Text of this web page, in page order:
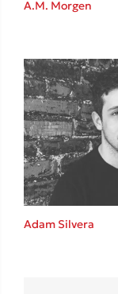
A.M. Morgen
Adam Silvera